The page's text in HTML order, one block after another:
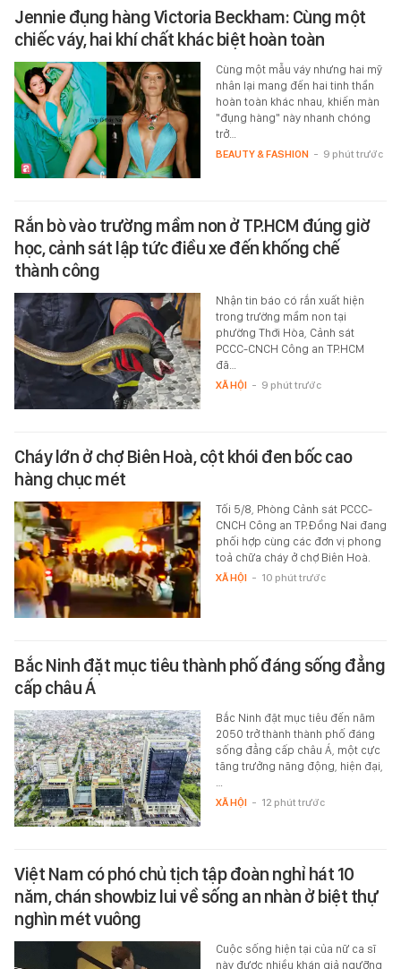
Jennie đụng hàng Victoria Beckham: Cùng một
chiếc váy, hai khí chất khác biệt hoàn toàn
Cùng một mẫu váy nhưng hai mỹ
nhân lại mang đến hai tinh thần
hoàn toàn khác nhau, khiến màn
"đụng hàng" này nhanh chóng
trở…
BEAUTY & FASHION - 9 phút trước
Rắn bò vào trường mầm non ở TP.HCM đúng giờ
học, cảnh sát lập tức điều xe đến khống chế
thành công
Nhận tin báo có rắn xuất hiện
trong trường mầm non tại
phường Thới Hòa, Cảnh sát
PCCC-CNCH Công an TP.HCM
đã…
XÃ HỘI - 9 phút trước
Cháy lớn ở chợ Biên Hoà, cột khói đen bốc cao
hàng chục mét
Tối 5/8, Phòng Cảnh sát PCCC-
CNCH Công an TP.Đồng Nai đang
phối hợp cùng các đơn vị phong
toả chữa cháy ở chợ Biên Hoà.
XÃ HỘI - 10 phút trước
Bắc Ninh đặt mục tiêu thành phố đáng sống đẳng
cấp châu Á
Bắc Ninh đặt mục tiêu đến năm
2050 trở thành thành phố đáng
sống đẳng cấp châu Á, một cực
tăng trưởng năng động, hiện đại,
…
XÃ HỘI - 12 phút trước
Việt Nam có phó chủ tịch tập đoàn nghỉ hát 10
năm, chán showbiz lui về sống an nhàn ở biệt thự
nghìn mét vuông
Cuộc sống hiện tại của nữ ca sĩ
này được nhiều khán giả ngưỡng